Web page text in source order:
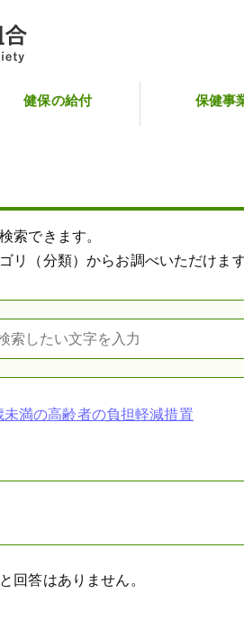
健保の給付 保健事
索できます。
リ（分類）からお調べいただけます
満の高齢者の負担軽減措置
回答はありません。